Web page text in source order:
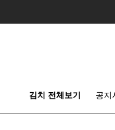
김치 전체보기 공지